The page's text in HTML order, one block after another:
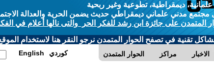
ديمقراطية، تطوعية وغير ربحية
مدني علماني ديمقراطي حديث يضمن الحرية والعدالة
المتمدن على جائزة ابن رشد للفكر الحر والتى نالها أعلام في
تقنية في تصفح الحوار المتمدن نرجو النقر هنا لاستخدام
الحوار المتمدن مراكز الاخبار English كوردي